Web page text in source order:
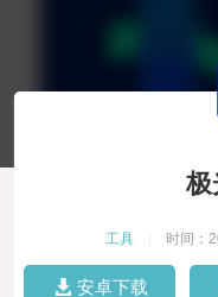
极
工具 时间：
安卓下载